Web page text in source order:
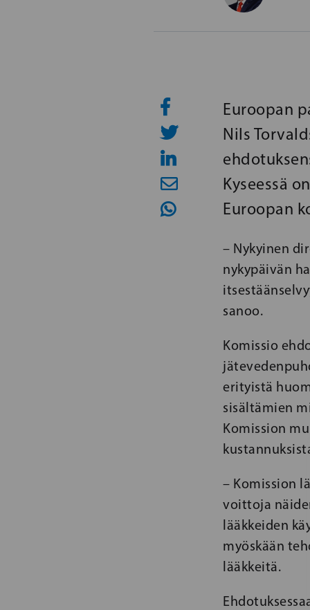
Euroopan
Nils
Kyseessä
Euroopan
– Nykyinen
nykypäivän
sanoo.
Komissio
erityistä
sisältämien
Komission
– Komission
voittoja
lääkkeiden
myöskään
lääkkeitä.